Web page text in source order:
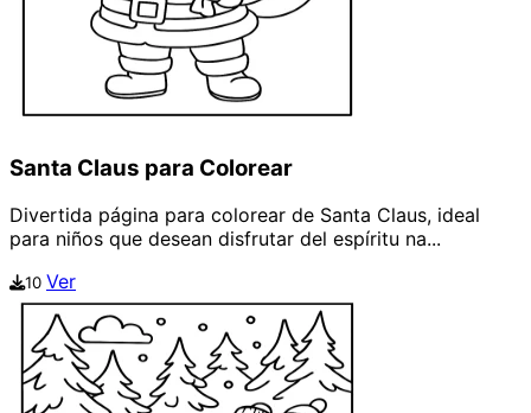
Santa Claus para Colorear
Divertida página para colorear de Santa Claus, ideal
para niños que desean disfrutar del espíritu na...
10 Ver